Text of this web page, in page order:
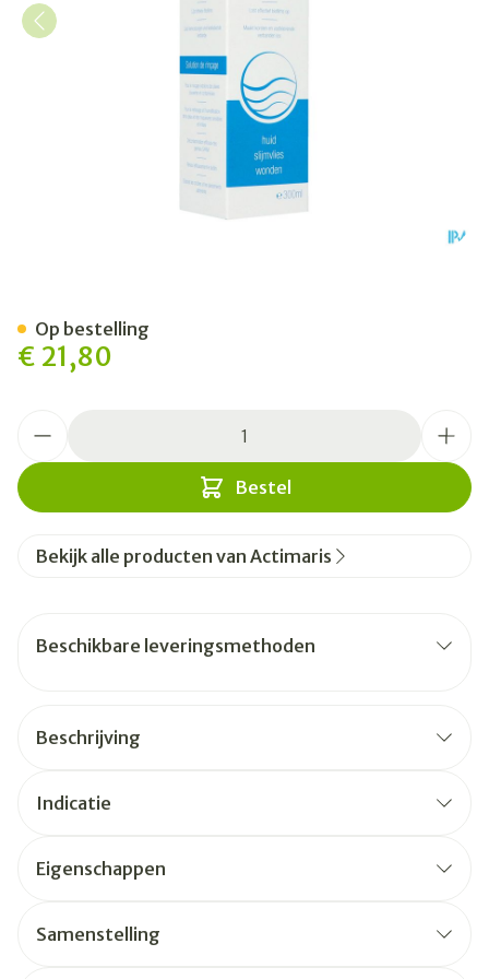
€ 21,80
Bestel
Op bestelling
Bekijk alle producten van Actimaris
Beschikbare leveringsmethoden
Beschrijving
Indicatie
Eigenschappen
Samenstelling